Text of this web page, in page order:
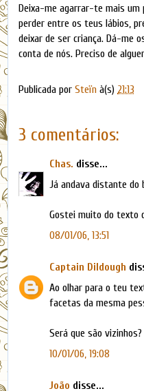
Deixa-me agarrar-te mais um
perder entre os teus lábios,
deixar de ser criança. Dá-me
conta de nós. Preciso de
Publicada por Steïn à(s) 21:13
3 comentários:
Chas. disse...
Já andava distante do
Gostei muito do texto
08/01/06, 13:51
Captain Dildough
Ao olhar para o teu
facetas da mesma
Será que são vizinhos?
10/01/06, 19:08
João disse...